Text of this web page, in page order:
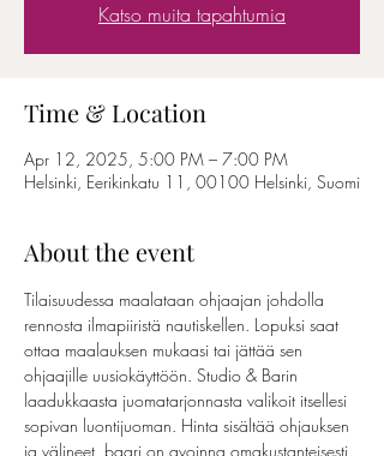
Katso muita tapahtumia
Time & Location
Apr 12, 2025, 5:00 PM – 7:00 PM
Helsinki, Eerikinkatu 11, 00100 Helsinki, Suomi
About the event
Tilaisuudessa maalataan ohjaajan johdolla
rennosta ilmapiiristä nautiskellen. Lopuksi saat
ottaa maalauksen mukaasi tai jättää sen
ohjaajille uusiokäyttöön. Studio & Barin
laadukkaasta juomatarjonnasta valikoit itsellesi
sopivan luontijuoman. Hinta sisältää ohjauksen
ja välineet, baari on avoinna omakustanteisesti.